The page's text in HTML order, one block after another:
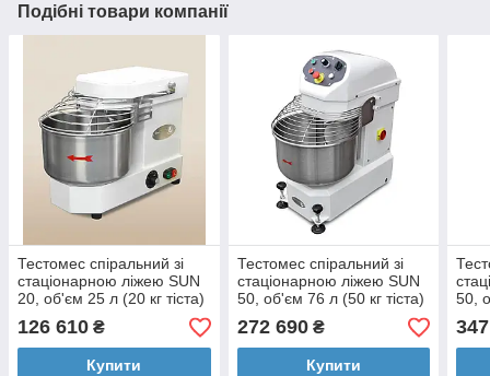
Подібні товари компанії
Тестомес спіральний зі
стаціонарною ліжею SUN
20, об'єм 25 л (20 кг тіста)
126 610 ₴
Купити
Тестомес спіральний зі
стаціонарною ліжею SUN
50, об'єм 76 л (50 кг тіста)
272 690₴
Купити
50,